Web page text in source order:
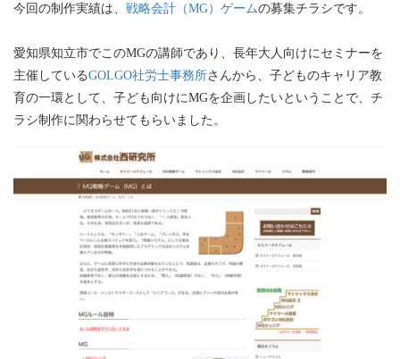
今回の制作実績は、 戦略会計（MG）ゲームの募集チラシです。
愛知県知立市でこのMGの講師であり、長年大人向けにセミナーを
主催しているGOLGO社労士事務所さんから、子どものキャリア教
育の一環として、子ども向けにMGを企画したいということで、チ
ラシ制作に関わらせてもらいました。